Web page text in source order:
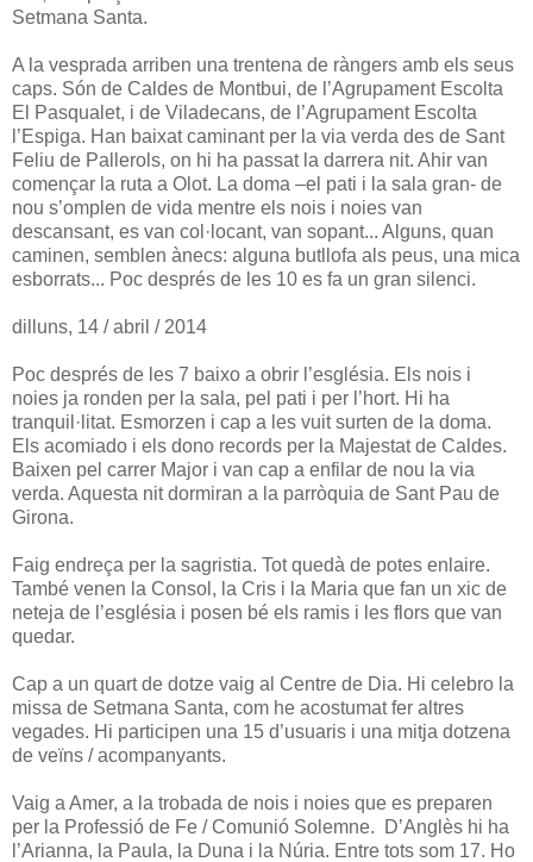
Setmana Santa.
A la vesprada arriben una trentena de ràngers amb els seus
caps. Són de Caldes de Montbui, de l’Agrupament Escolta
El Pasqualet, i de Viladecans, de l’Agrupament Escolta
l’Espiga. Han baixat caminant per la via verda des de Sant
Feliu de Pallerols, on hi ha passat la darrera nit. Ahir van
començar la ruta a Olot. La doma –el pati i la sala gran- de
nou s’omplen de vida mentre els nois i noies van
descansant, es van col·locant, van sopant... Alguns, quan
caminen, semblen ànecs: alguna butllofa als peus, una mica
esborrats... Poc després de les 10 es fa un gran silenci.
dilluns, 14 / abril / 2014
Poc després de les 7 baixo a obrir l’església. Els nois i
noies ja ronden per la sala, pel pati i per l’hort. Hi ha
tranquil·litat. Esmorzen i cap a les vuit surten de la doma.
Els acomiado i els dono records per la Majestat de Caldes.
Baixen pel carrer Major i van cap a enfilar de nou la via
verda. Aquesta nit dormiran a la parròquia de Sant Pau de
Girona.
Faig endreça per la sagristia. Tot quedà de potes enlaire.
També venen la Consol, la Cris i la Maria que fan un xic de
neteja de l’església i posen bé els ramis i les flors que van
quedar.
Cap a un quart de dotze vaig al Centre de Dia. Hi celebro la
missa de Setmana Santa, com he acostumat fer altres
vegades. Hi participen una 15 d’usuaris i una mitja dotzena
de veïns / acompanyants.
Vaig a Amer, a la trobada de nois i noies que es preparen
per la Professió de Fe / Comunió Solemne. D’Anglès hi ha
l’Arianna, la Paula, la Duna i la Núria. Entre tots som 17. Ho